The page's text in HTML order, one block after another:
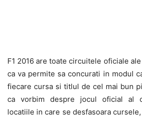
F1 2016 are toate circuitele oficiale
ca va permite sa concurati in modul
fiecare cursa si titlul de cel mai bun
ca vorbim despre jocul oficial al
locatiile in care se desfasoara